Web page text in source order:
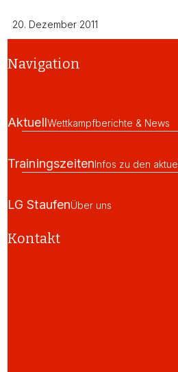
20. Dezember 2011
Navigation
AktuellWettkampfberichte & News
TrainingszeitenInfos zu den
LG StaufenÜber uns
Kontakt